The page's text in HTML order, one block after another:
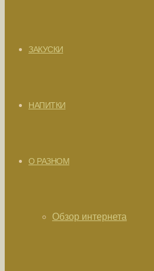
ЗАКУСКИ
НАПИТКИ
О РАЗНОМ
Обзор интернета